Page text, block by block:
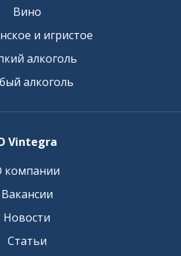
Вино
и игристое
алкоголь
алкоголь
Vintegra
компании
Вакансии
Новости
Статьи